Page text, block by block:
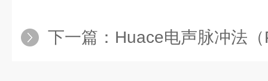
下一篇： Huace电声脉冲法（